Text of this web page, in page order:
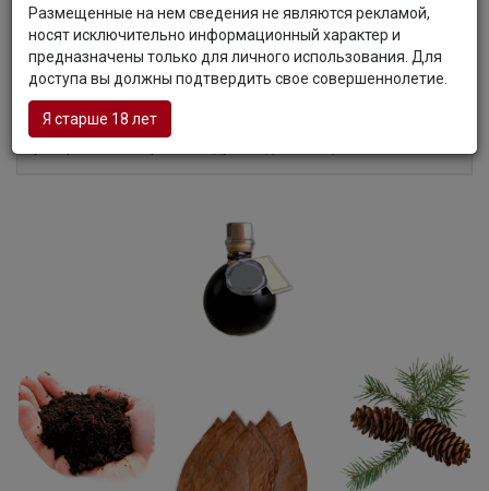
с округлой текстурой, твердыми танинами и
бальзамическими нюансами в продолжительном
послевкусии.
Гастрономия:Вино великолепно подчеркнет вкус
тушеной говядины, жареного красного мяса, зайчатины,
ягненка, хорошо сочетается с сырами. Перед
Размещенные на нем сведения не являются рекламой,
носят исключительно информационный характер и
предназначены только для личного использования. Для
доступа вы должны подтвердить свое совершеннолетие.
Я старше 18 лет